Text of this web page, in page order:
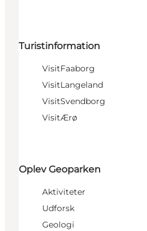
Turistinformation
VisitFaaborg
VisitLangeland
VisitSvendborg
VisitÆrø
Oplev Geoparken
Aktiviteter
Udforsk
Geologi